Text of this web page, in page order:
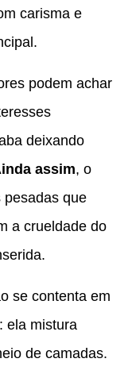
carisma e
podem achar
deixando
assim, o
pesadas que
a crueldade do
se contenta em
ela mistura
de camadas.